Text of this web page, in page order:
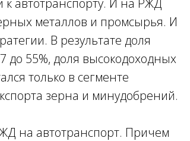
к автотранспорту. И на РЖД
металлов и промсырья. И
В результате доля
до 55%, доля высокодоходных
только в сегменте
зерна и минудобрений.
на автотранспорт. Причем